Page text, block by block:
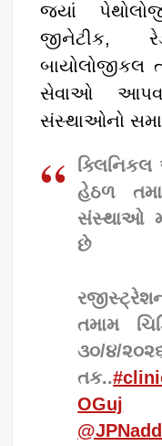
જ્યાં
જીનેટીક,
બાયોલોજીકલ
સેવાઓ
સંસ્થાઓનો
ક્લિનિકલ
હેઠળ
સંસ્થાઓ
છે
તમામ
૩૦/૪/
તક..
OGuj